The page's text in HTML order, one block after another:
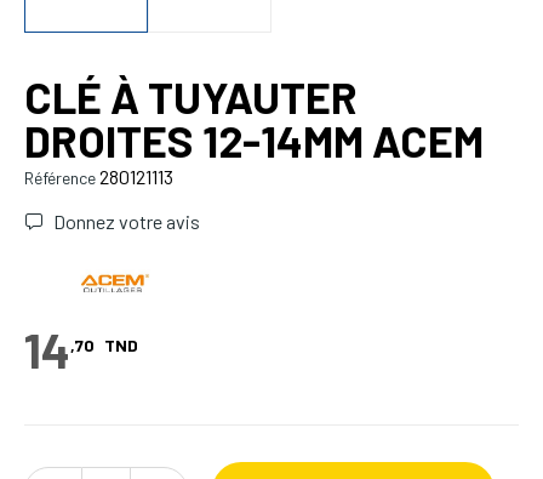
CLÉ À TUYAUTER
DROITES 12-14MM ACEM
Référence280121113
Donnez votre avis
14,70 TND